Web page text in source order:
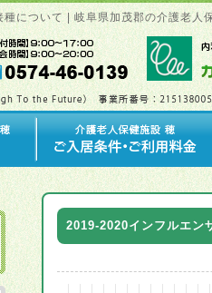
について | 岐阜県加茂郡の介護老人
2019-2020インフルエン